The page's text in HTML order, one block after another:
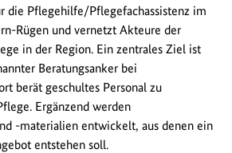
die Pflegehilfe/Pflegefachassistenz im
Rügen und vernetzt Akteure der
in der Region. Ein zentrales Ziel ist
Beratungsanker bei
berät geschultes Personal zu
Ergänzend werden
-materialien entwickelt, aus denen ein
entstehen soll.